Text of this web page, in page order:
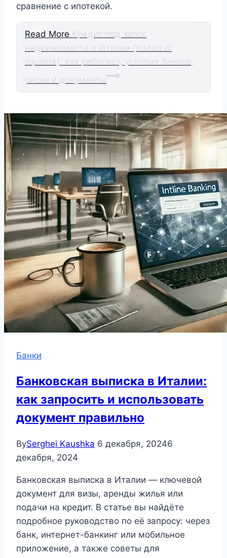
сравнение с ипотекой.
Read More Кредит под залог
недвижимости в Италии (mutuo di
liquidità): как работает, условия банков,
риски и документы
Банки
Банковская выписка в Италии:
как запросить и использовать
документ правильно
BySerghei Kaushka 6 декабря, 20246
декабря, 2024
Банковская выписка в Италии — ключевой
документ для визы, аренды жилья или
подачи на кредит. В статье вы найдёте
подробное руководство по её запросу: через
банк, интернет-банкинг или мобильное
приложение, а также советы для